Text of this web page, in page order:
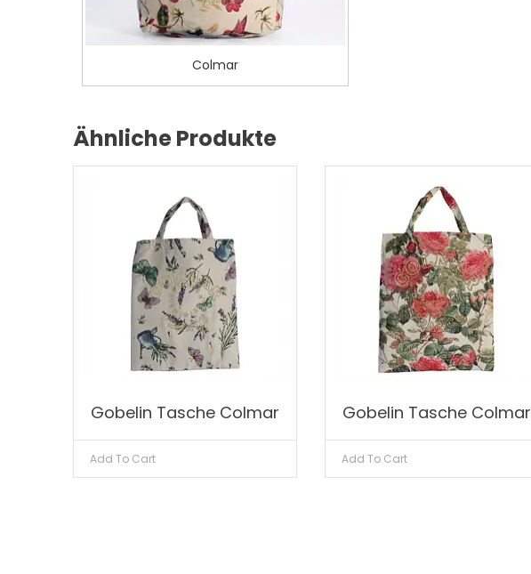
Colmar
Ähnliche Produkte
Gobelin Tasche Colmar
Add To Cart
Gobelin Tasche Colmar
Add To Cart